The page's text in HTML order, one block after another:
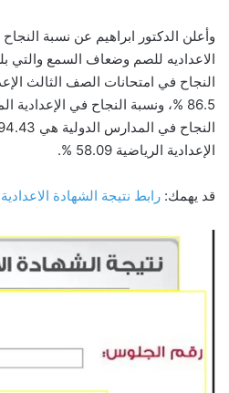
وأعلن الدكتور ابراهيم عن نسبة
النجاح في امتحانات الصف الثالث
الإعدادية الرياضية 58.09 %.
قد يهمك: رابط نتيجة الشهادة الاعدادية 2025 القليوبية